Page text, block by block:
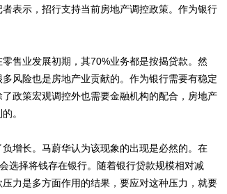
示，招行支持当前房地产调控政策。作为银行
业发展初期，其70%业务都是按揭贷款。然
风险也是房地产业贡献的。作为银行需要有稳定
政策宏观调控外也需要金融机构的配合，房地产
。
长。马蔚华认为该现象的出现是必然的。在
选择将钱存在银行。随着银行贷款规模相对减
力是多方面作用的结果，要应对这种压力，就要